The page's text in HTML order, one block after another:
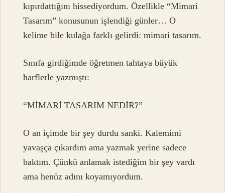
kıpırdattığını hissediyordum. Özellikle “Mimari
Tasarım” konusunun işlendiği günler… O
kelime bile kulağa farklı gelirdi: mimari tasarım.
Sınıfa girdiğimde öğretmen tahtaya büyük
harflerle yazmıştı:
“MİMARİ TASARIM NEDİR?”
O an içimde bir şey durdu sanki. Kalemimi
yavaşça çıkardım ama yazmak yerine sadece
baktım. Çünkü anlamak istediğim bir şey vardı
ama henüz adını koyamıyordum.